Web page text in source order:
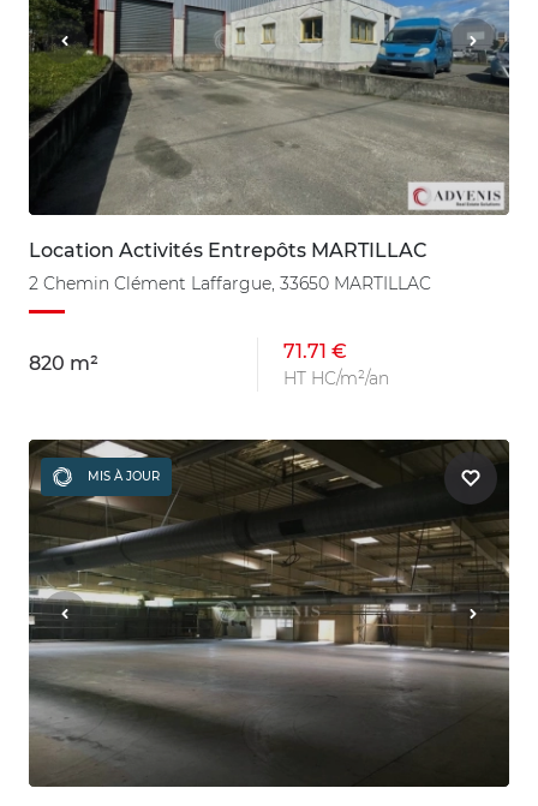
Location Activités Entrepôts MARTILLAC
2 Chemin Clément Laffargue, 33650 MARTILLAC
820 m²
71.71 €
HT HC/m²/an
MIS À JOUR